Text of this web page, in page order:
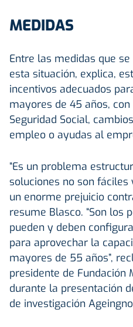
MEDIDAS
Entre las medidas que
esta situación, explica,
incentivos adecuados
mayores de 45 años,
Seguridad Social,
empleo o ayudas al
“Es un problema
soluciones no son
un enorme prejuicio
resume Blasco. “Son los
pueden y deben
para aprovechar la
mayores de 55 años”,
presidente de Fundación
durante la presentación
de investigación